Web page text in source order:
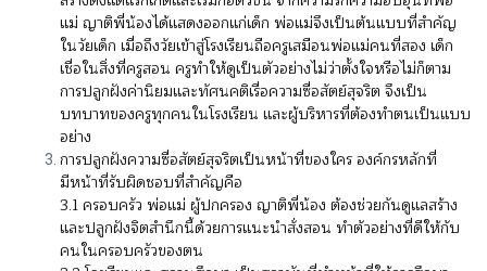
แม่ ญาติพี่น้องได้แสดงออกแก่เด็ก พ่อแม่จึงเป็นต้นแบบที่สำคัญ
ในวัยเด็ก เมื่อถึงวัยเข้าสู่โรงเรียนถือครูเสมือนพ่อแม่คนที่สอง เด็ก
เชื่อในสิ่งที่ครูสอน ครูทำให้ดูเป็นตัวอย่างไม่ว่าตั้งใจหรือไม่ก็ตาม
การปลูกฝังค่านิยมและทัศนคติเรื่อความซื่อสัตย์สุจริต จึงเป็น
บทบาทของครูทุกคนในโรงเรียน และผู้บริหารที่ต้องทำตนเป็นแบบ
อย่าง
การปลูกฝังความซื่อสัตย์สุจริตเป็นหน้าที่ของใคร องค์กรหลักที่
มีหน้าที่รับผิดชอบที่สำคัญคือ
3.1 ครอบครัว พ่อแม่ ผู้ปกครอง ญาติพี่น้อง ต้องช่วยกันดูแลสร้าง
และปลูกฝังจิตสำนึกนี้ด้วยการแนะนำสั่งสอน ทำตัวอย่างที่ดีให้กับ
คนในครอบครัวของตน